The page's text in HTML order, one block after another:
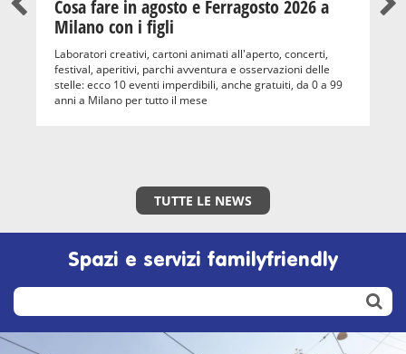
Cosa fare in agosto e Ferragosto 2026 a
Milano con i figli
Laboratori creativi, cartoni animati all'aperto, concerti,
festival, aperitivi, parchi avventura e osservazioni delle
stelle: ecco 10 eventi imperdibili, anche gratuiti, da 0 a 99
anni a Milano per tutto il mese
TUTTE LE NEWS
Spazi e servizi familyfriendly